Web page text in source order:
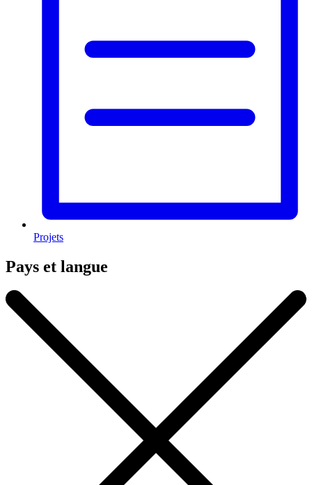
Projets
Pays et langue